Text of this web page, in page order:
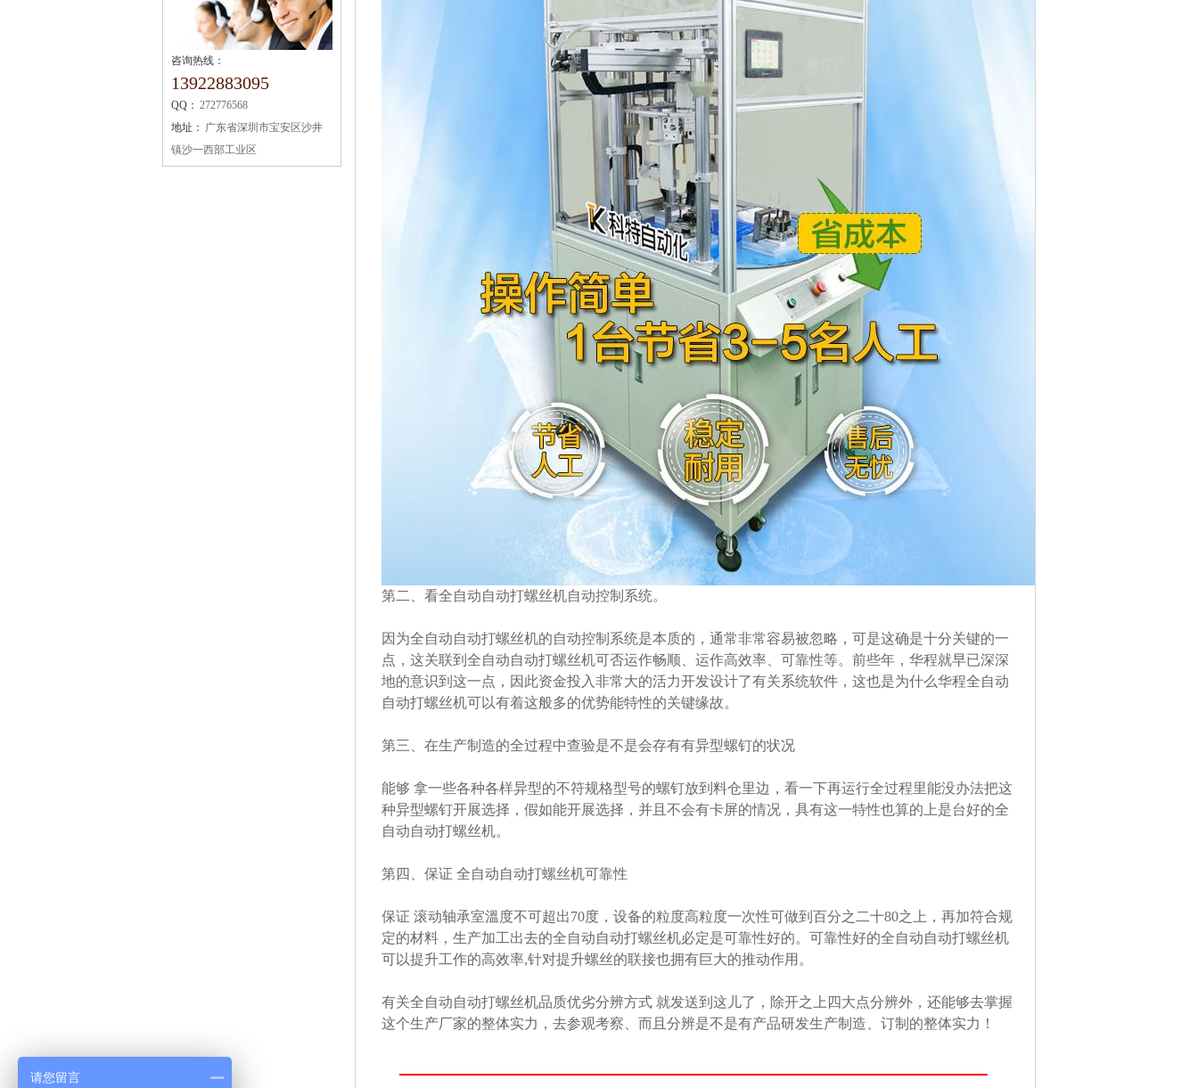
咨询热线：
13922883095
QQ： 272776568
地址： 广东省深圳市宝安区沙井
镇沙一西部工业区
第二、看全自动自动打螺丝机自动控制系统。
因为全自动自动打螺丝机的自动控制系统是本质的，通常非常容易被忽略，可是这确是十分关键的一
点，这关联到全自动自动打螺丝机可否运作畅顺、运作高效率、可靠性等。前些年，华程就早已深深
地的意识到这一点，因此资金投入非常大的活力开发设计了有关系统软件，这也是为什么华程全自动
自动打螺丝机可以有着这般多的优势能特性的关键缘故。
第三、在生产制造的全过程中查验是不是会存有有异型螺钉的状况
能够 拿一些各种各样异型的不符规格型号的螺钉放到料仓里边，看一下再运行全过程里能没办法把这
种异型螺钉开展选择，假如能开展选择，并且不会有卡屏的情况，具有这一特性也算的上是台好的全
自动自动打螺丝机。
第四、保证 全自动自动打螺丝机可靠性
保证 滚动轴承室溫度不可超出70度，设备的粒度高粒度一次性可做到百分之二十80之上，再加符合规
定的材料，生产加工出去的全自动自动打螺丝机必定是可靠性好的。可靠性好的全自动自动打螺丝机
可以提升工作的高效率,针对提升螺丝的联接也拥有巨大的推动作用。
有关全自动自动打螺丝机品质优劣分辨方式 就发送到这儿了，除开之上四大点分辨外，还能够去掌握
这个生产厂家的整体实力，去参观考察、而且分辨是不是有产品研发生产制造、订制的整体实力！
请您留言